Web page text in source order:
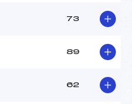
73
89
62